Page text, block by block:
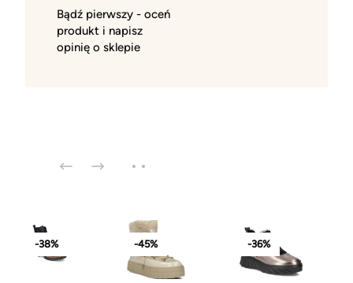
Bądź pierwszy - oceń
produkt i napisz
opinię o sklepie
-38% -45% -36%